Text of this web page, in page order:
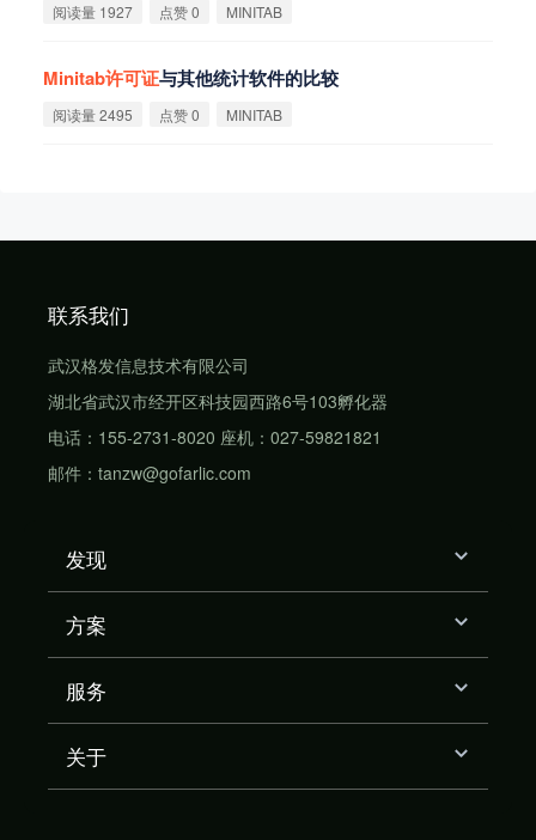
阅读量 1927 点赞 0 MINITAB
Minitab许可证与其他统计软件的比较
阅读量 2495 点赞 0 MINITAB
联系我们
武汉格发信息技术有限公司
湖北省武汉市经开区科技园西路6号103孵化器
电话：155-2731-8020 座机：027-59821821
邮件：tanzw@gofarlic.com
发现
方案
服务
关于